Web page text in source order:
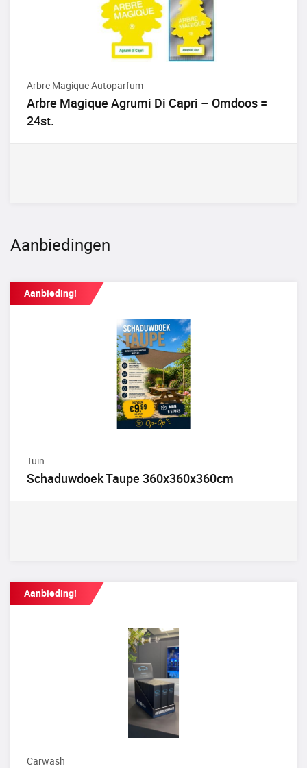
Arbre Magique Autoparfum
Arbre Magique Agrumi Di Capri – Omdoos =
24st.
Aanbiedingen
Aanbieding!
Tuin
Schaduwdoek Taupe 360x360x360cm
Aanbieding!
Carwash